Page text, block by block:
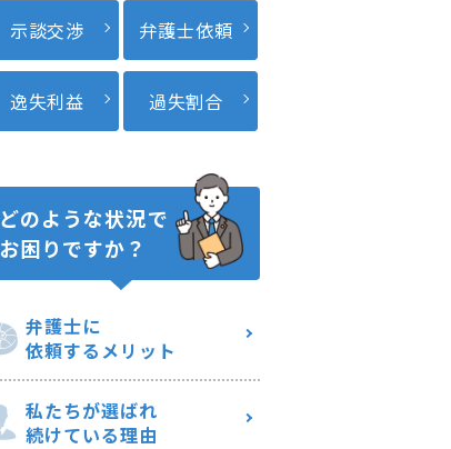
示談交渉 弁護士依頼
逸失利益 過失割合
どのような状況で
お困りですか？
弁護士に
依頼するメリット
私たちが選ばれ
続けている理由